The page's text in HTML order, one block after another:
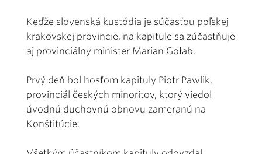
Keďže slovenská kustódia je súčasťou poľskej
krakovskej provincie, na kapitule sa zúčastňuje
aj provinciálny minister Marian Gołab.
Prvý deň bol hosťom kapituly Piotr Pawlik,
provinciál českých minoritov, ktorý viedol
úvodnú duchovnú obnovu zameranú na
Konštitúcie.